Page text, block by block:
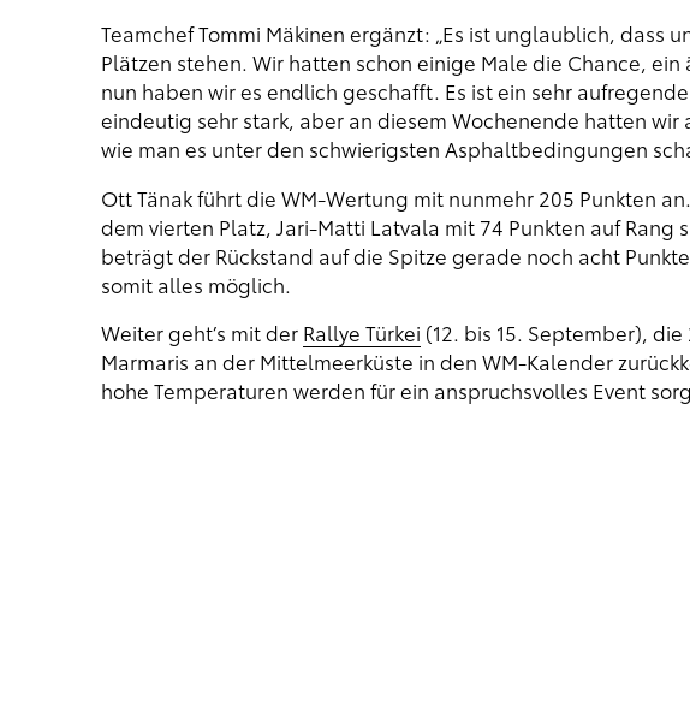
Teamchef Tommi Mäkinen ergänzt: „Es ist unglaublich, dass
Plätzen stehen. Wir hatten schon einige Male die Chance,
nun haben wir es endlich geschafft. Es ist ein sehr
eindeutig sehr stark, aber an diesem Wochenende hatten wir
wie man es unter den schwierigsten Asphaltbedingungen
Ott Tänak führt die WM-Wertung mit nunmehr 205 Punkten
dem vierten Platz, Jari-Matti Latvala mit 74 Punkten auf
beträgt der Rückstand auf die Spitze gerade noch acht
somit alles möglich.
Weiter geht’s mit der Rallye Türkei (12. bis 15. September),
Marmaris an der Mittelmeerküste in den WM-Kalender
hohe Temperaturen werden für ein anspruchsvolles Event